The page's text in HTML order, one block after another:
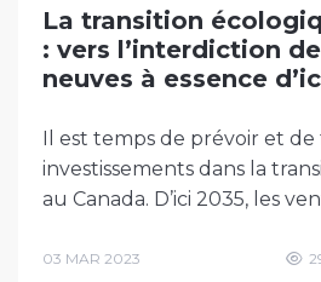
La transition
: vers l’interdiction
neuves à essence
Il est temps de prévoir et de
investissements dans la
au Canada. D’ici 2035, les
03 MAR 2023